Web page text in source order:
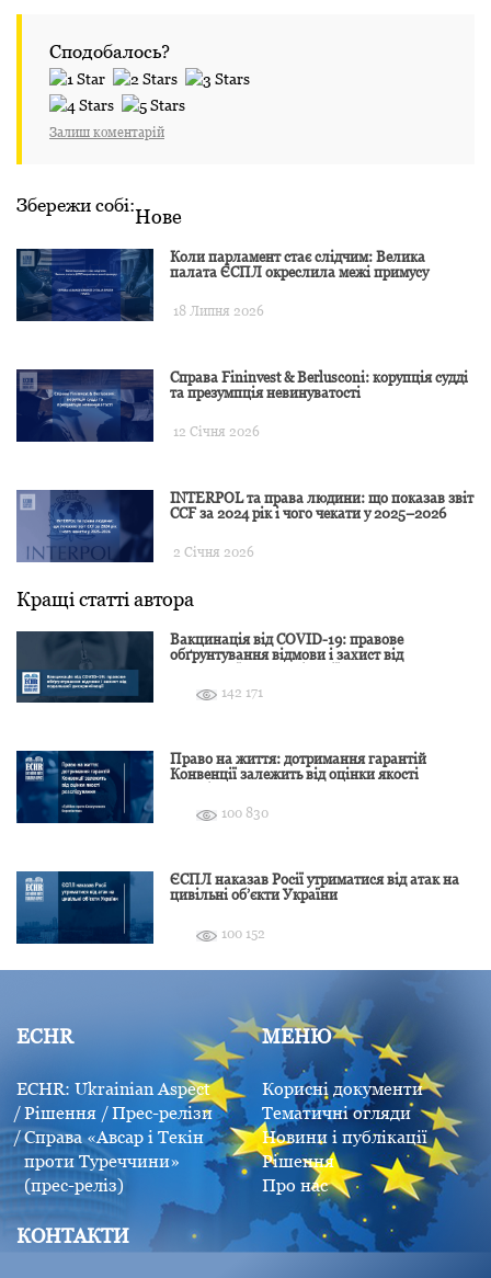
Сподобалось?
Залиш коментарій
Збережи собі:Нове
Коли парламент стає слідчим: Велика
палата ЄСПЛ окреслила межі примусу
18 Липня 2026
Справа Fininvest & Berlusconi: корупція судді
та презумпція невинуватості
12 Січня 2026
INTERPOL та права людини: що показав звіт
CCF за 2024 рік і чого чекати у 2025–2026
2 Січня 2026
Кращі статті автора
Вакцинація від COVID-19: правове
обґрунтування відмови і захист від
142 171
Право на життя: дотримання гарантій
Конвенції залежить від оцінки якості
100 830
ЄСПЛ наказав Росії утриматися від атак на
цивільні об’єкти України
100 152
ECHR
ECHR: Ukrainian Aspect
Рішення
Прес-релізи
Справа «Авсар і Текін
проти Туреччини»
(прес-реліз)
МЕНЮ
Корисні документи
Тематичні огляди
Новини і публікації
Рішення
Про нас
КОНТАКТИ